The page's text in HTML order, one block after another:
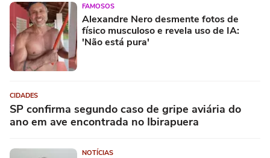
FAMOSOS
Alexandre Nero desmente fotos de
físico musculoso e revela uso de IA:
'Não está pura'
CIDADES
SP confirma segundo caso de gripe aviária do
ano em ave encontrada no Ibirapuera
NOTÍCIAS